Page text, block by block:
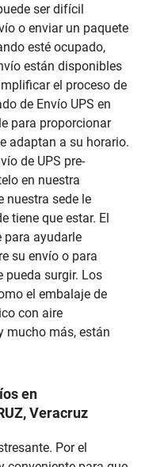
ser difícil
o enviar un paquete
esté ocupado,
están disponibles
el proceso de
de Envío UPS en
para proporcionar
adaptan a su horario.
de UPS pre-
en nuestra
nuestra sede le
tiene que estar. El
para ayudarle
su envío o para
pueda surgir. Los
el embalaje de
con aire
mucho más, están
en
Veracruz
Por el